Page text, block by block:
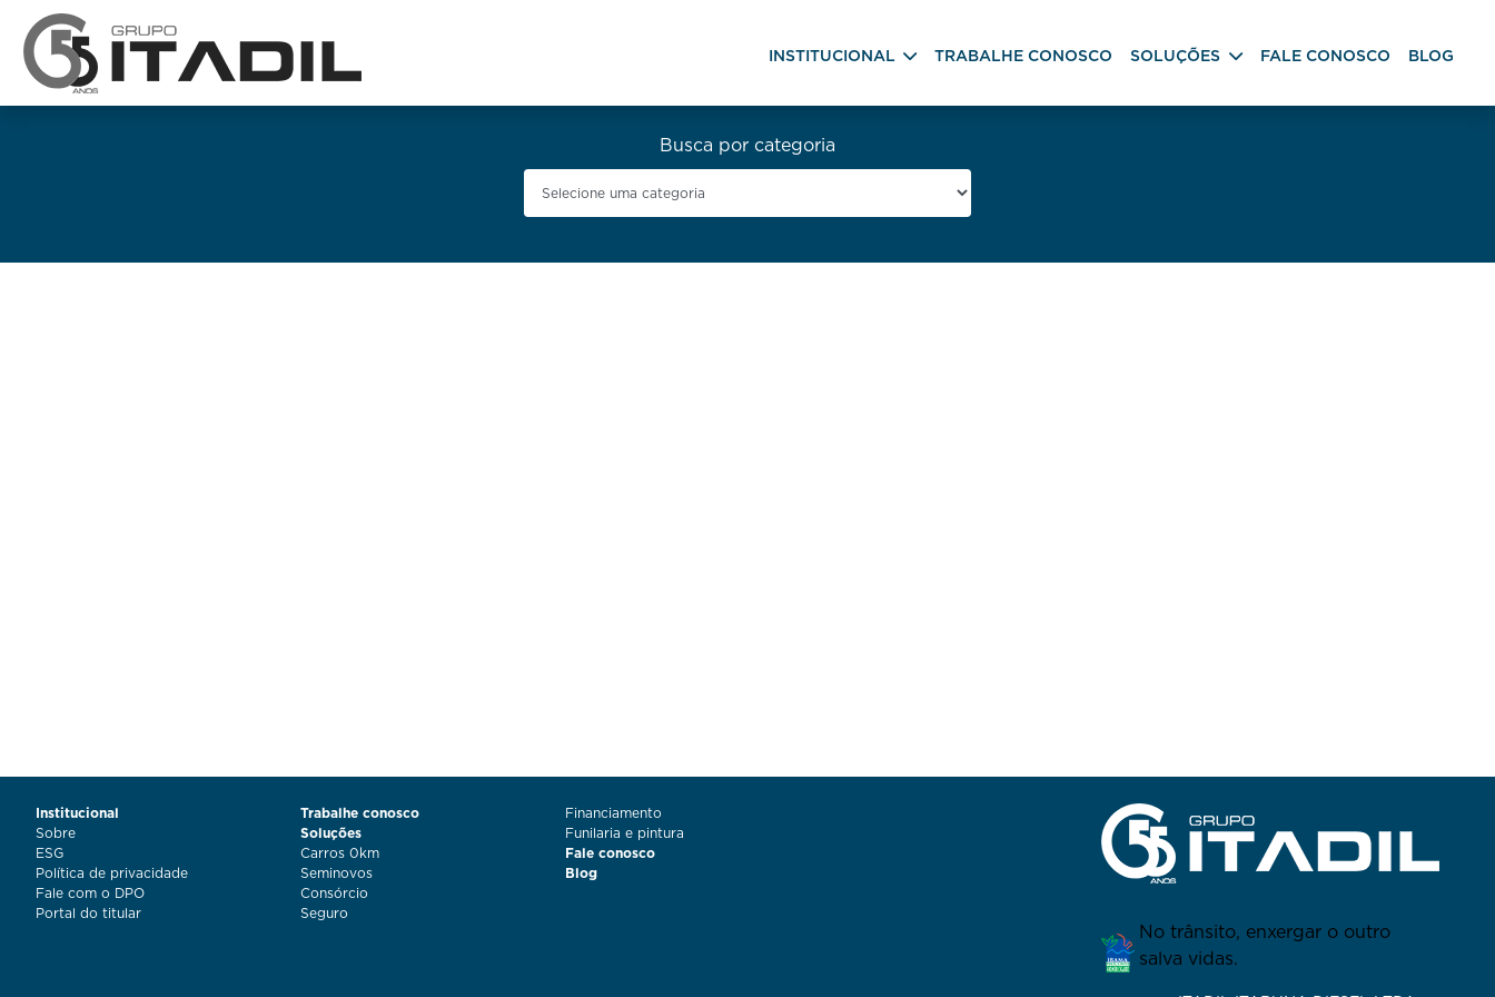
INSTITUCIONAL TRABALHE CONOSCO SOLUÇÕES FALE CONOSCO BLOG
Busca por categoria
No trânsito, enxergar o outro
salva vidas.
Institucional
Sobre
ESG
Política de privacidade
Fale com o DPO
Portal do titular
Trabalhe conosco
Soluções
Carros 0km
Seminovos
Consórcio
Seguro
Financiamento
Funilaria e pintura
Fale conosco
Blog